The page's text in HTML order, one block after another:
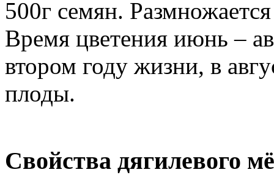
500г семян.
Время цветения июнь –
втором году жизни, в
плоды.
Свойства дягилевого